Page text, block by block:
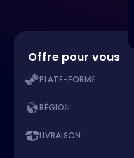
Offre pour vous
PLATE-FORME
RÉGION
LIVRAISON